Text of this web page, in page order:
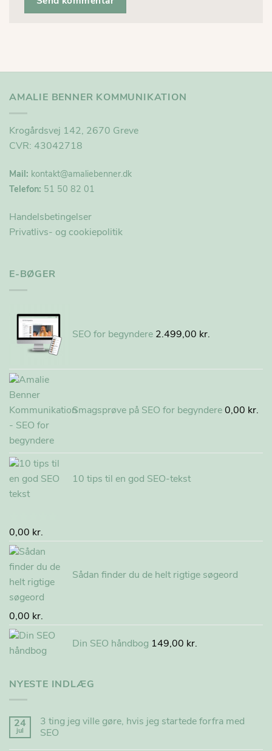
AMALIE BENNER KOMMUNIKATION
Krogårdsvej 142, 2670 Greve
CVR: 43042718
Mail: kontakt@amaliebenner.dk
Telefon: 51 50 82 01
Handelsbetingelser
Privatlivs- og cookiepolitik
E-BØGER
SEO for begyndere 2.499,00 kr.
Smagsprøve på SEO for begyndere 0,00 kr.
10 tips til en god SEO-tekst
Vurderet
5.00ud af
5
0,00 kr.
Sådan finder du de helt rigtige søgeord
0,00 kr.
Din SEO håndbog 149,00 kr.
NYESTE INDLÆG
24
jul
3 ting jeg ville gøre, hvis jeg startede forfra med
SEO